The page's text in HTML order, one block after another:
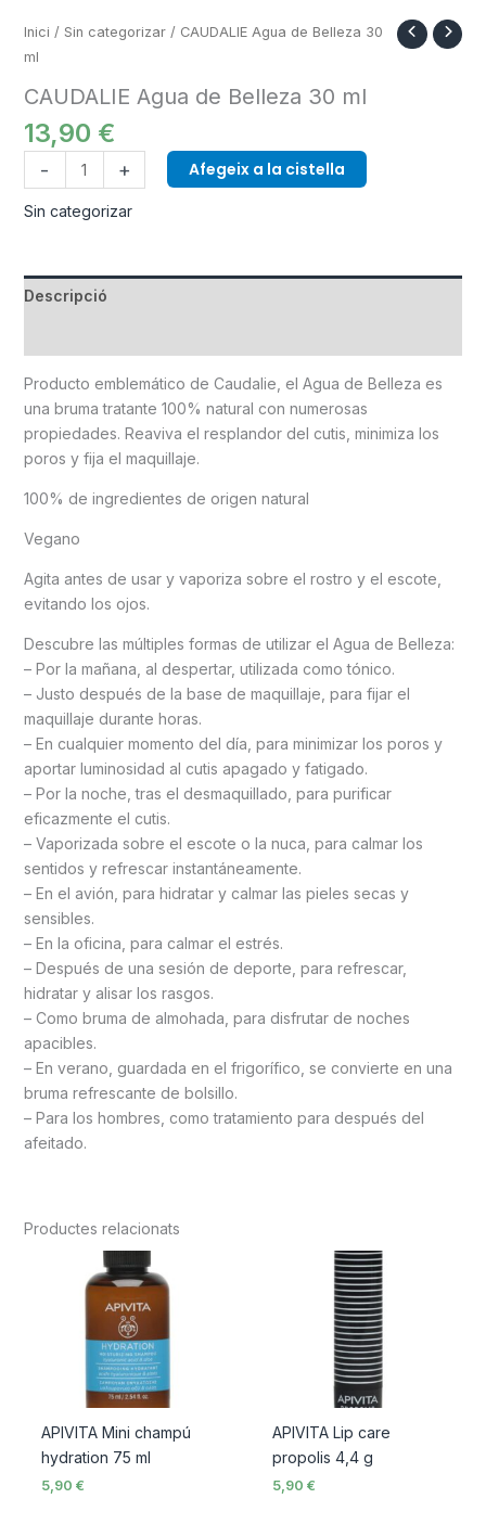
Inici / Sin categorizar/ CAUDALIE Agua de Belleza 30
ml
CAUDALIE Agua de Belleza 30 ml
13,90 €
- + Afegeix a la cistella
Sin categorizar
Descripció
Producto emblemático de Caudalie, el Agua de Belleza es
una bruma tratante 100% natural con numerosas
propiedades. Reaviva el resplandor del cutis, minimiza los
poros y fija el maquillaje.
100% de ingredientes de origen natural
Vegano
Agita antes de usar y vaporiza sobre el rostro y el escote,
evitando los ojos.
Descubre las múltiples formas de utilizar el Agua de Belleza:
– Por la mañana, al despertar, utilizada como tónico.
– Justo después de la base de maquillaje, para fijar el
maquillaje durante horas.
– En cualquier momento del día, para minimizar los poros y
aportar luminosidad al cutis apagado y fatigado.
– Por la noche, tras el desmaquillado, para purificar
eficazmente el cutis.
– Vaporizada sobre el escote o la nuca, para calmar los
sentidos y refrescar instantáneamente.
– En el avión, para hidratar y calmar las pieles secas y
sensibles.
– En la oficina, para calmar el estrés.
– Después de una sesión de deporte, para refrescar,
hidratar y alisar los rasgos.
– Como bruma de almohada, para disfrutar de noches
apacibles.
– En verano, guardada en el frigorífico, se convierte en una
bruma refrescante de bolsillo.
– Para los hombres, como tratamiento para después del
afeitado.
Productes relacionats
APIVITA Mini champú
hydration 75 ml
5,90€
APIVITA Lip care
propolis 4,4 g
5,90 €